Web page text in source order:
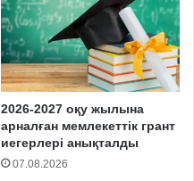
2026-2027 оқу жылына
арналған мемлекеттік грант
иегерлері анықталды
07.08.2026